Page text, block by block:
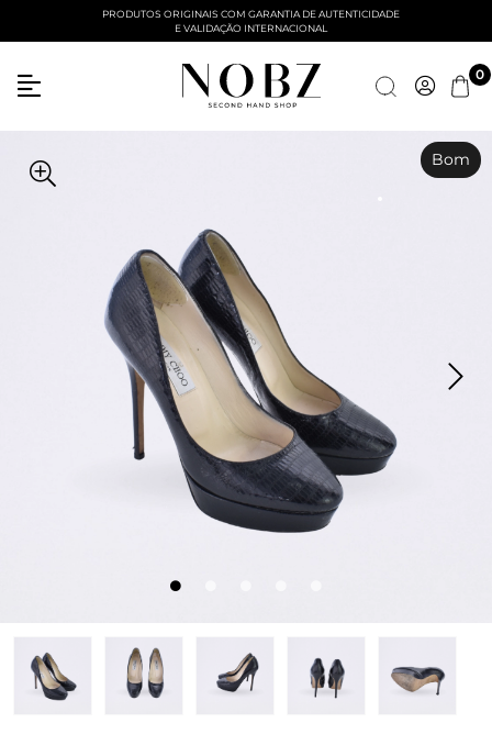
Entre com email ou cpf/cnpj
PRODUTOS ORIGINAIS COM GARANTIA DE AUTENTICIDADE
E VALIDAÇÃO INTERNACIONAL
0
Bom